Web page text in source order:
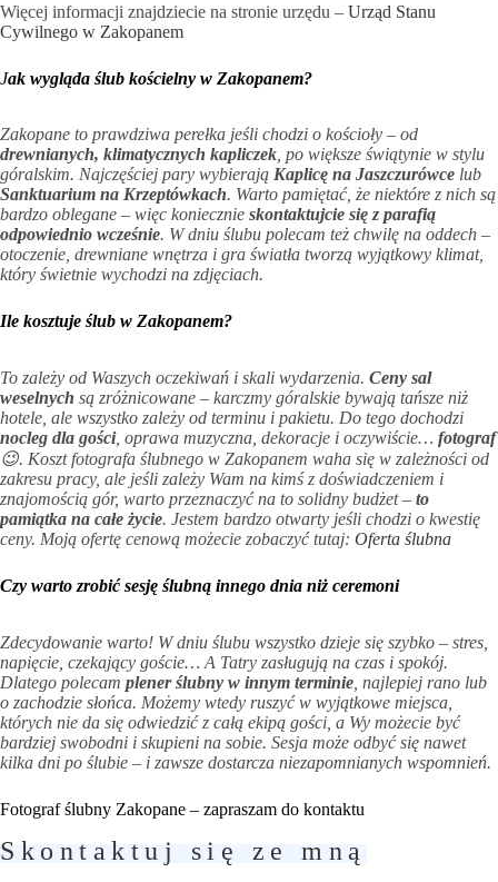
Więcej informacji znajdziecie na stronie urzędu – Urząd Stanu
Cywilnego w Zakopanem
Jak wygląda ślub kościelny w Zakopanem?
Zakopane to prawdziwa perełka jeśli chodzi o kościoły – od
drewnianych, klimatycznych kapliczek, po większe świątynie w stylu
góralskim. Najczęściej pary wybierają Kaplicę na Jaszczurówce lub
Sanktuarium na Krzeptówkach. Warto pamiętać, że niektóre z nich są
bardzo oblegane – więc koniecznie skontaktujcie się z parafią
odpowiednio wcześnie. W dniu ślubu polecam też chwilę na oddech –
otoczenie, drewniane wnętrza i gra światła tworzą wyjątkowy klimat,
który świetnie wychodzi na zdjęciach.
Ile kosztuje ślub w Zakopanem?
To zależy od Waszych oczekiwań i skali wydarzenia. Ceny sal
weselnych są zróżnicowane – karczmy góralskie bywają tańsze niż
hotele, ale wszystko zależy od terminu i pakietu. Do tego dochodzi
nocleg dla gości, oprawa muzyczna, dekoracje i oczywiście… fotograf
😉. Koszt fotografa ślubnego w Zakopanem waha się w zależności od
zakresu pracy, ale jeśli zależy Wam na kimś z doświadczeniem i
znajomością gór, warto przeznaczyć na to solidny budżet – to
pamiątka na całe życie. Jestem bardzo otwarty jeśli chodzi o kwestię
ceny. Moją ofertę cenową możecie zobaczyć tutaj: Oferta ślubna
Czy warto zrobić sesję ślubną innego dnia niż ceremoni
Zdecydowanie warto! W dniu ślubu wszystko dzieje się szybko – stres,
napięcie, czekający goście… A Tatry zasługują na czas i spokój.
Dlatego polecam plener ślubny w innym terminie , najlepiej rano lub
o zachodzie słońca. Możemy wtedy ruszyć w wyjątkowe miejsca,
których nie da się odwiedzić z całą ekipą gości, a Wy możecie być
bardziej swobodni i skupieni na sobie. Sesja może odbyć się nawet
kilka dni po ślubie – i zawsze dostarcza niezapomnianych wspomnień.
Fotograf ślubny Zakopane – zapraszam do kontaktu
Skontaktuj się ze mną